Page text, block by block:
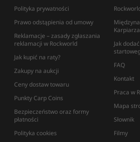
Polityka prywatności
Prawo odstąpienia od umowy
Reklamacje – zasady zgłaszania
reklamacji w Rockworld
Jak kupić na raty?
Zakupy na aukcji
Ceny dostaw towaru
Punkty Carp Coins
Bezpieczeństwo oraz formy
płatności
Polityka cookies
Karpiarza
Jak
FAQ
Kontakt
Praca w
Mapa
Słownik
Filmy